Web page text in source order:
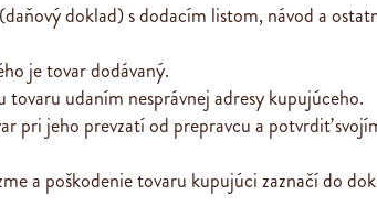
doklad) s dodacím listom, návod a
je tovar dodávaný.
tovaru udaním nesprávnej adresy kupujúceho.
pri jeho prevzatí od prepravcu a potvrdiť
a poškodenie tovaru kupujúci zaznačí do